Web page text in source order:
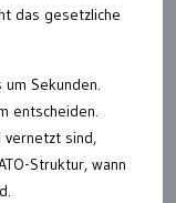
das gesetzliche
Sekunden.
entscheiden.
vernetzt sind,
Struktur, wann